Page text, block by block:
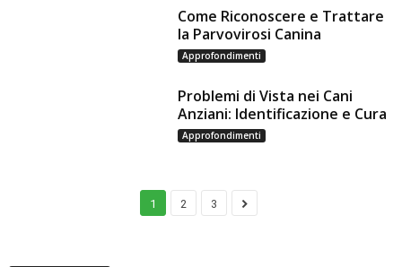
Come Riconoscere e Trattare
la Parvovirosi Canina
Approfondimenti
Problemi di Vista nei Cani
Anziani: Identificazione e Cura
Approfondimenti
1 2 3